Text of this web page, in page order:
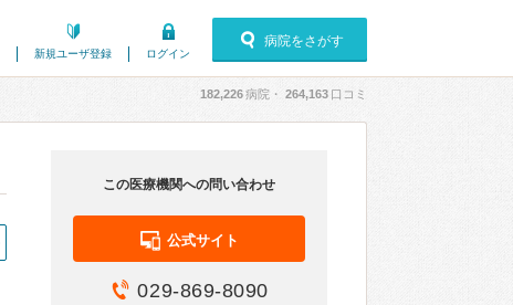
新規ユーザ登録 ログイン
病院をさがす
182,226病院・ 264,163 口コミ
この医療機関への問い合わせ
公式サイト
029-869-8090